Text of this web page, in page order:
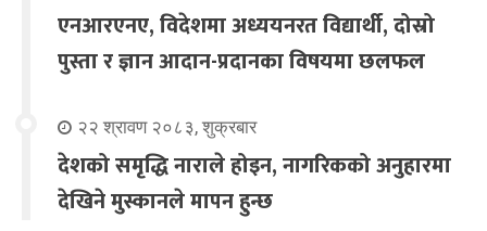
एनआरएनए, विदेशमा अध्ययनरत विद्यार्थी, दोस्रो
पुस्ता र ज्ञान आदान-प्रदानका विषयमा छलफल
२२ श्रावण २०८३, शुक्रबार
देशको समृद्धि नाराले होइन, नागरिकको अनुहारमा
देखिने मुस्कानले मापन हुन्छ